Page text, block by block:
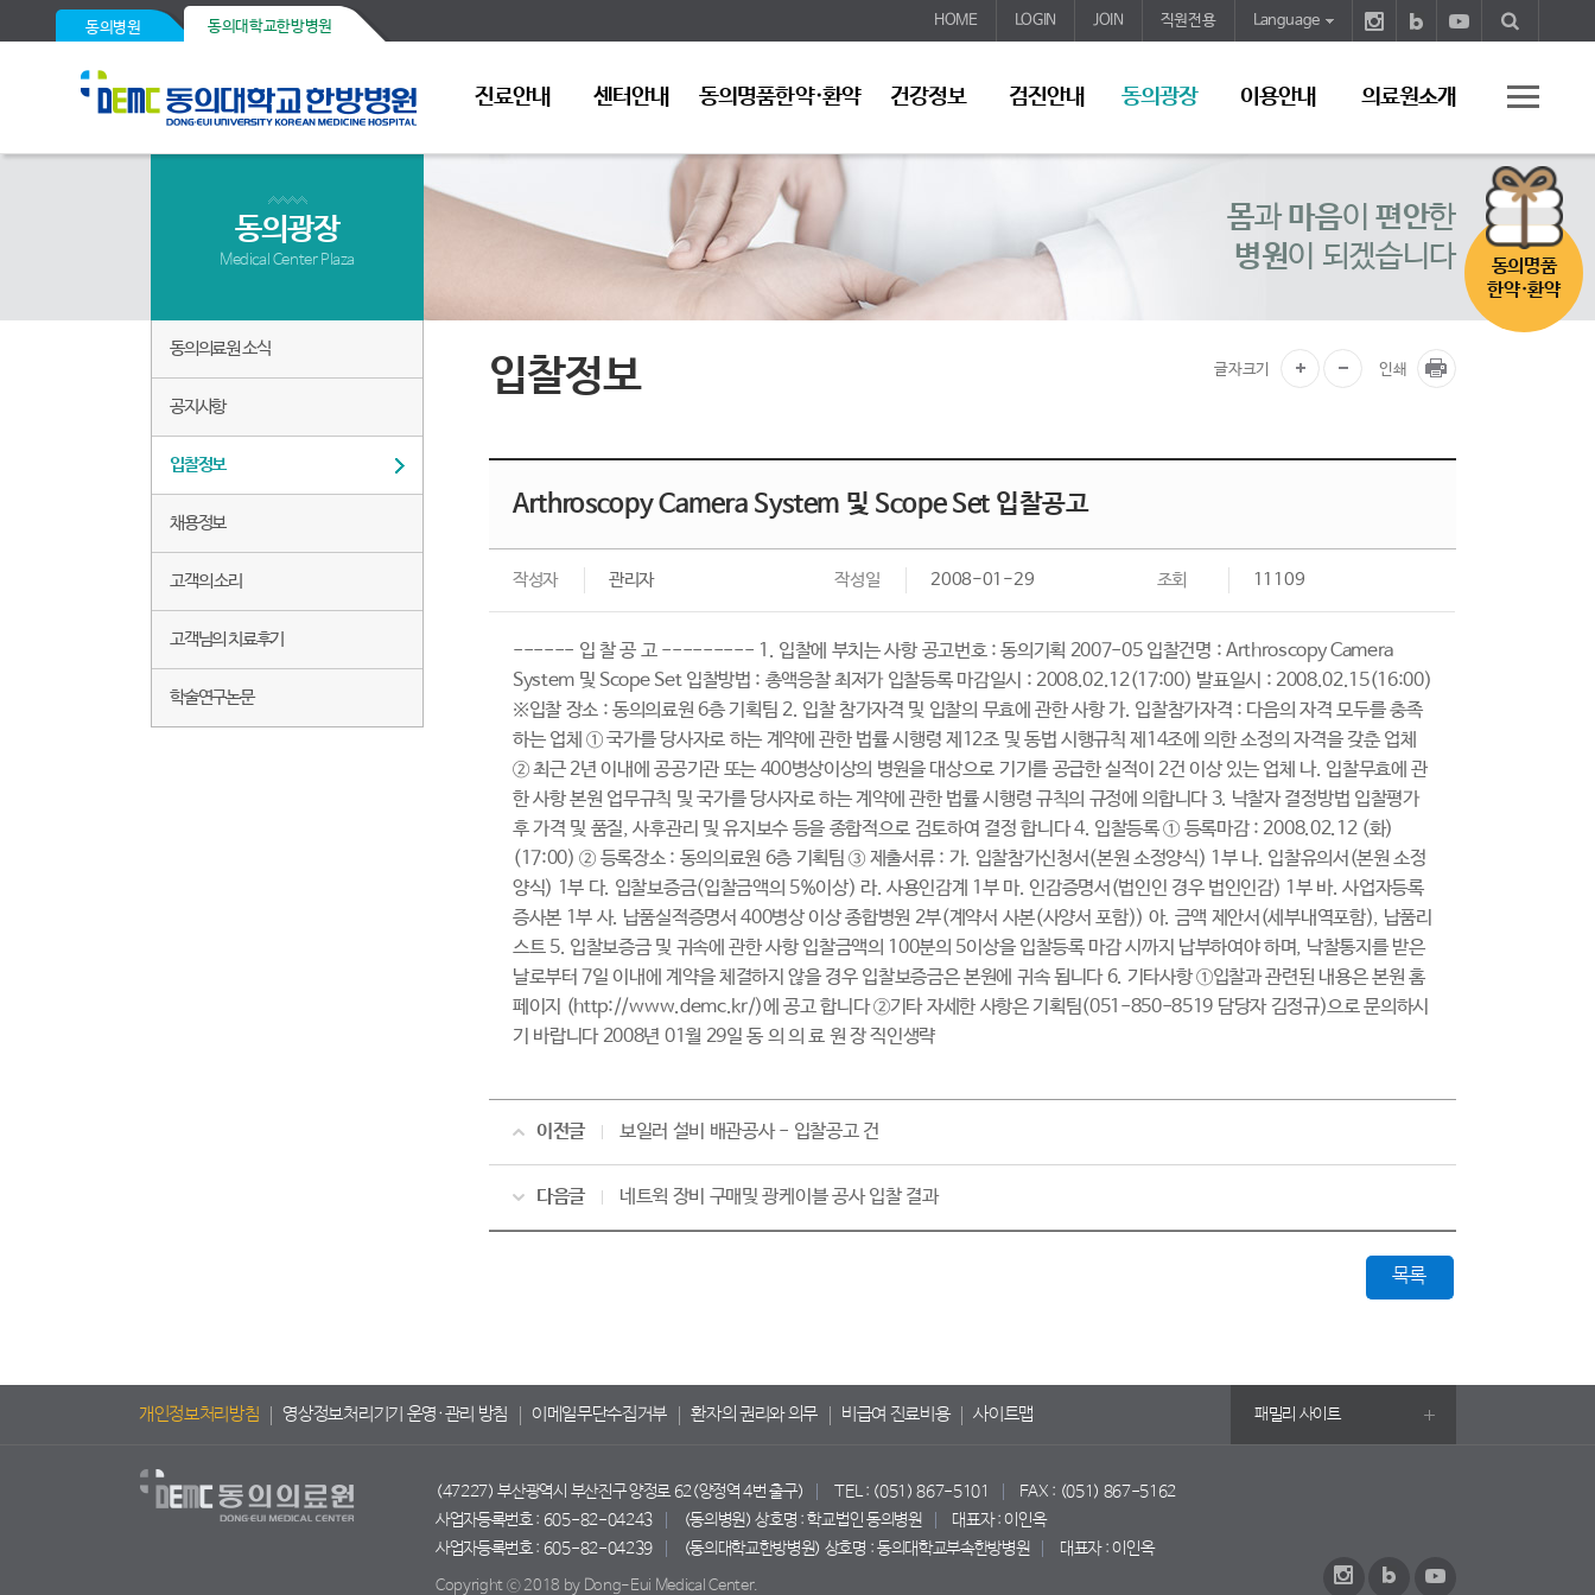
동의병원 동의대학교한방병원 HOME LOGIN JOIN 직원전용 Language
진료안내 센터안내 동의명품한약·환약 건강정보 검진안내 동의광장 이용안내 의료원소개
동의명품
한약·환약
몸과 마음이 편안한
병원이 되겠습니다
동의광장
Medical Center Plaza
동의의료원 소식
공지사항
입찰정보
채용정보
고객의 소리
고객님의 치료후기
학술연구논문
입찰정보 글자크기 인쇄
Arthroscopy Camera System 및 Scope Set 입찰공고
작성자 관리자 작성일 2008-01-29 조회 11109
------ 입 찰 공 고 --------- 1. 입찰에 부치는 사항 공고번호 : 동의기획 2007-05 입찰건명 : Arthroscopy Camera
System 및 Scope Set 입찰방법 : 총액응찰 최저가 입찰등록 마감일시 : 2008.02.12(17:00) 발표일시 : 2008.02.15(16:00)
※입찰 장소 : 동의의료원 6층 기획팀 2. 입찰 참가자격 및 입찰의 무효에 관한 사항 가. 입찰참가자격 : 다음의 자격 모두를 충족
하는 업체 ① 국가를 당사자로 하는 계약에 관한 법률 시행령 제12조 및 동법 시행규칙 제14조에 의한 소정의 자격을 갖춘 업체
② 최근 2년 이내에 공공기관 또는 400병상이상의 병원을 대상으로 기기를 공급한 실적이 2건 이상 있는 업체 나. 입찰무효에 관
한 사항 본원 업무규칙 및 국가를 당사자로 하는 계약에 관한 법률 시행령 규칙의 규정에 의합니다 3. 낙찰자 결정방법 입찰평가
후 가격 및 품질, 사후관리 및 유지보수 등을 종합적으로 검토하여 결정 합니다 4. 입찰등록 ① 등록마감 : 2008.02.12 (화)
(17:00) ② 등록장소 : 동의의료원 6층 기획팀 ③ 제출서류 : 가. 입찰참가신청서(본원 소정양식) 1부 나. 입찰유의서(본원 소정
양식) 1부 다. 입찰보증금(입찰금액의 5%이상) 라. 사용인감계 1부 마. 인감증명서(법인인 경우 법인인감) 1부 바. 사업자등록
증사본 1부 사. 납품실적증명서 400병상 이상 종합병원 2부(계약서 사본(사양서 포함)) 아. 금액 제안서(세부내역포함), 납품리
스트 5. 입찰보증금 및 귀속에 관한 사항 입찰금액의 100분의 5이상을 입찰등록 마감 시까지 납부하여야 하며, 낙찰통지를 받은
날로부터 7일 이내에 계약을 체결하지 않을 경우 입찰보증금은 본원에 귀속 됩니다 6. 기타사항 ①입찰과 관련된 내용은 본원 홈
페이지 (http://www.demc.kr/)에 공고 합니다 ②기타 자세한 사항은 기획팀(051-850-8519 담당자 김정규)으로 문의하시
기 바랍니다 2008년 01월 29일 동 의 의 료 원 장 직인생략
이전글 보일러 설비 배관공사 - 입찰공고 건
다음글 네트윅 장비 구매및 광케이블 공사 입찰 결과
목록
개인정보처리방침 영상정보처리기기 운영·관리 방침 이메일무단수집거부 환자의 권리와 의무 비급여 진료비용 사이트맵 패밀리 사이트
(47227) 부산광역시 부산진구 양정로 62(양정역 4번 출구) TEL : (051) 867-5101
FAX : (051) 867-5162
사업자등록번호 : 605-82-04243
(동의병원) 상호명 : 학교법인 동의병원
대표자 : 이인옥
사업자등록번호 : 605-82-04239
(동의대학교한방병원) 상호명 : 동의대학교부속한방병원 대표자 : 이인옥
Copyright ⓒ 2018 by Dong-Eui Medical Center.